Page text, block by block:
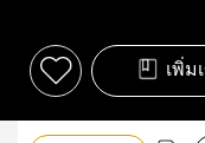
เพิ่ม